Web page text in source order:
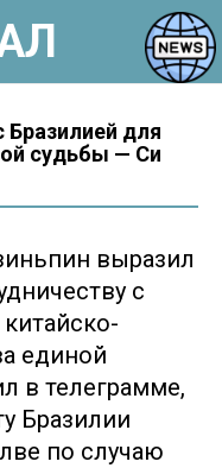
Бразилией для
судьбы — Си
выразил
с
единой
в телеграмме,
Бразилии
по случаю